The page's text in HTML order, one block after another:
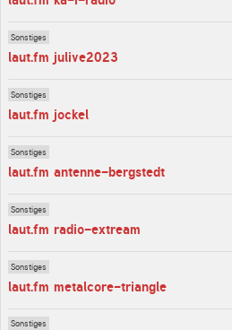
Sonstiges
laut.fm julive2023
Sonstiges
laut.fm jockel
Sonstiges
laut.fm antenne-bergstedt
Sonstiges
laut.fm radio-extream
Sonstiges
laut.fm metalcore-triangle
Sonstiges